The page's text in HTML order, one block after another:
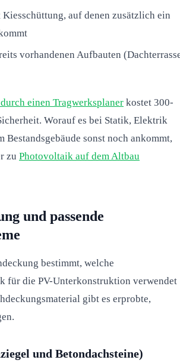
auf denen zusätzlich ein
vorhandenen Aufbauten
einen Tragwerksplaner kostet 300-
Worauf es bei Statik, Elektrik
Bestandsgebäude sonst noch ankommt,
zu Photovoltaik auf dem Altbau
und passende
bestimmt, welche
für die PV-Unterkonstruktion verwendet
gibt es erprobte,
und Betondachsteine)